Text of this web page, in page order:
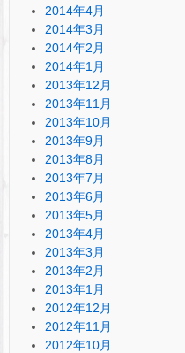
2014年4月
2014年3月
2014年2月
2014年1月
2013年12月
2013年11月
2013年10月
2013年9月
2013年8月
2013年7月
2013年6月
2013年5月
2013年4月
2013年3月
2013年2月
2013年1月
2012年12月
2012年11月
2012年10月